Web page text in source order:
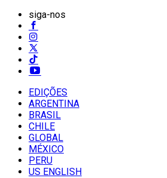
siga-nos
EDIÇÕES
ARGENTINA
BRASIL
CHILE
GLOBAL
MÉXICO
PERU
US ENGLISH